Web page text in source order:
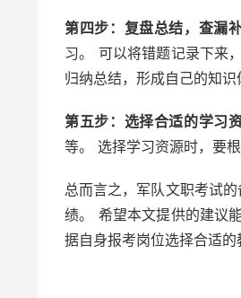
第四步：复盘总结，查漏补
习。 可以将错题记录下来
归纳总结，形成自己的知识
第五步：选择合适的学习资
等。 选择学习资源时，要
总而言之，军队文职考试
绩。 希望本文提供的建议
据自身报考岗位选择合适的